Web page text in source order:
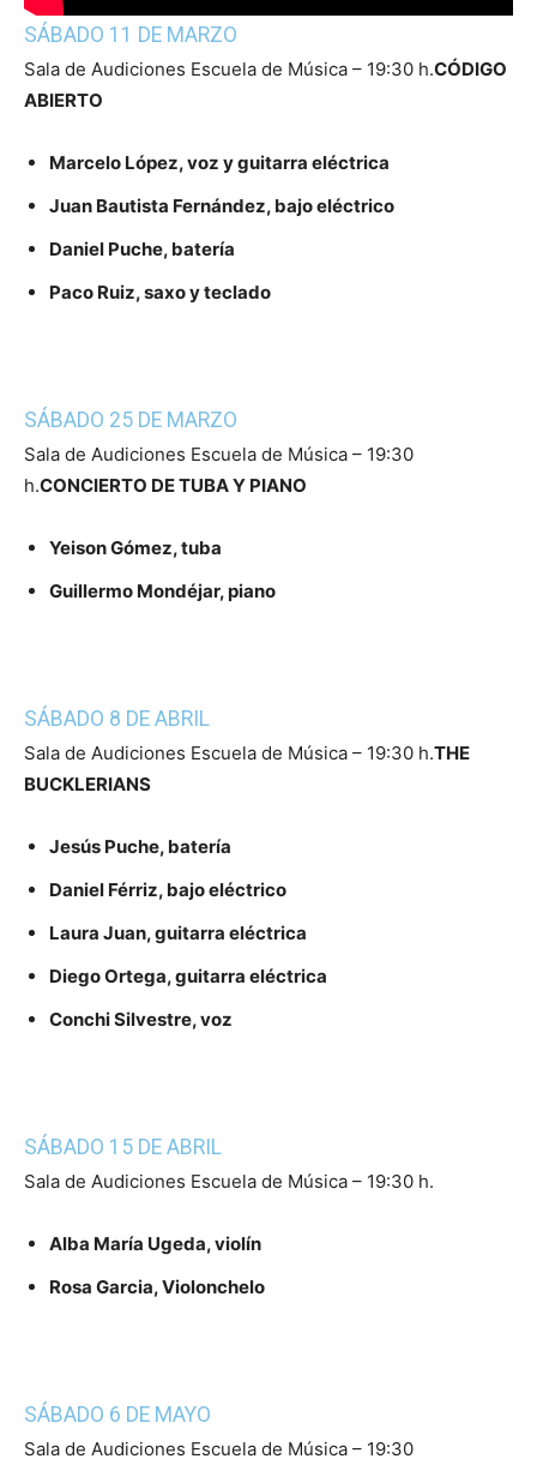
SÁBADO 11 DE MARZO
Sala de Audiciones Escuela de Música – 19:30 h.CÓDIGO
ABIERTO
Marcelo López, voz y guitarra eléctrica
Juan Bautista Fernández, bajo eléctrico
Daniel Puche, batería
Paco Ruiz, saxo y teclado
SÁBADO 25 DE MARZO
Sala de Audiciones Escuela de Música – 19:30
h.CONCIERTO DE TUBA Y PIANO
Yeison Gómez, tuba
Guillermo Mondéjar, piano
SÁBADO 8 DE ABRIL
Sala de Audiciones Escuela de Música – 19:30 h.THE
BUCKLERIANS
Jesús Puche, batería
Daniel Férriz, bajo eléctrico
Laura Juan, guitarra eléctrica
Diego Ortega, guitarra eléctrica
Conchi Silvestre, voz
SÁBADO 15 DE ABRIL
Sala de Audiciones Escuela de Música – 19:30 h.
Alba María Ugeda, violín
Rosa Garcia, Violonchelo
SÁBADO 6 DE MAYO
Sala de Audiciones Escuela de Música – 19:30